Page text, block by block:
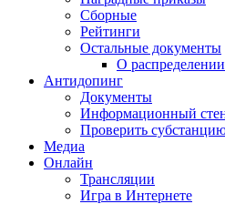
Сборные
Рейтинги
Остальные документы
О
Антидопинг
Документы
Информационный
Проверить
Медиа
Онлайн
Трансляции
Игра в Интернете